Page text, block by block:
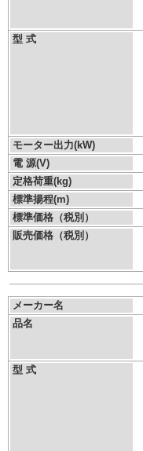
型 式
モーター出力(kW)
電 源(V)
定格荷重(kg)
標準揚程(m)
標準価格（税別）
販売価格（税別）
メーカー名
品名
型 式